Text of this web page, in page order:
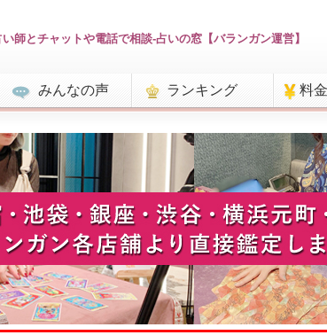
い師とチャットや電話で相談-占いの窓【バランガン運営】
みんなの声 ランキング 料